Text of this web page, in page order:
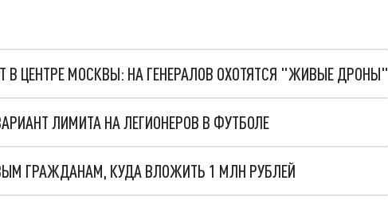
В ЦЕНТРЕ МОСКВЫ: НА ГЕНЕРАЛОВ ОХОТЯТСЯ "ЖИВЫЕ ДРОНЫ"
ЛИМИТА НА ЛЕГИОНЕРОВ В ФУТБОЛЕ
ГРАЖДАНАМ, КУДА ВЛОЖИТЬ 1 МЛН РУБЛЕЙ